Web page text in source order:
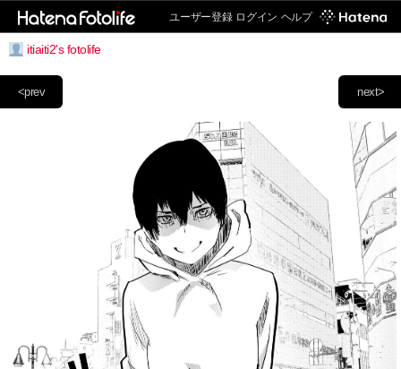
ユーザー登録 ログイン ヘルプ
itiaiti2's fotolife
next>
<prev